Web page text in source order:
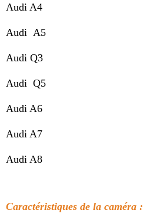
Audi A4
Audi A5
Audi Q3
Audi Q5
Audi A6
Audi A7
Audi A8
Caractéristiques de la caméra :